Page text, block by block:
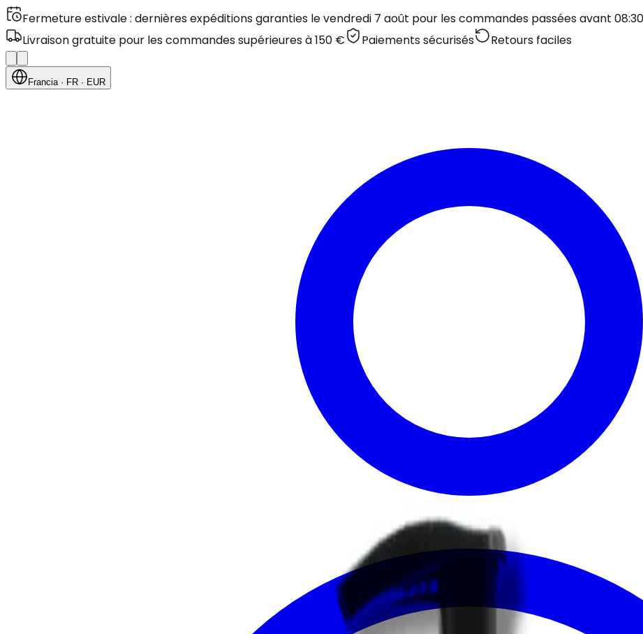
Fermeture estivale : dernières expéditions garanties le vendredi 7 août pour les commandes passées avant
Livraison gratuite pour les commandes supérieures à 150 €
Paiements sécurisés Retours faciles
Francia· FR · EUR